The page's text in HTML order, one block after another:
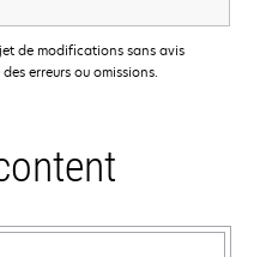
de modifications sans avis
erreurs ou omissions.